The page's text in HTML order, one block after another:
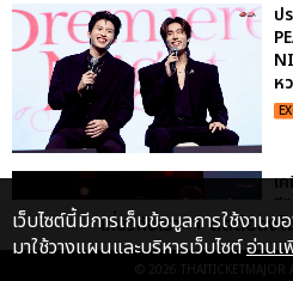
ป
ห
เ
ธี
ต
เกี่ยวกับเรา ติดต่อลง
© 2026 THAITICKETMAJOR
เว็บไซต์นี้มีการเก็บข้อมูลการใช้งาน
มาใช้วางแผนและบริหารเว็บไซต์อ่านเ